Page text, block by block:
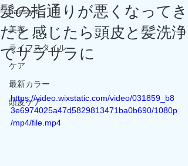
hairstyle
美容
ライフスタイル
ケア
最新カラー
頭皮ケア
髪の指通りが悪くなってき
たと感じたら頭皮と髪洗浄
でサラサラに
https://video.wixstatic.com/video/031859_b8
3e6974025a47d5829813471ba0b690/1080p
/mp4/file.mp4